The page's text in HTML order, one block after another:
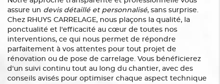
assure un devis détaillé et personnalisé, sans surprise.
Chez RHUYS CARRELAGE, nous plaçons la qualité, la
ponctualité et l'efficacité au cœur de toutes nos
interventions, ce qui nous permet de répondre
parfaitement à vos attentes pour tout projet de
rénovation ou de pose de carrelage. Vous bénéficierez
d'un suivi continu tout au long du chantier, avec des
conseils avisés pour optimiser chaque aspect technique